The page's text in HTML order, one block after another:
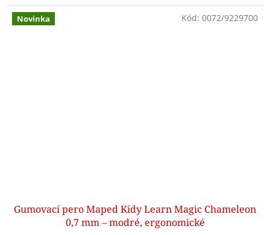
Novinka
Gumovací pero Maped Kidy Learn Magic Chameleon
0,7 mm – modré, ergonomické
Kód: 0072/9229700